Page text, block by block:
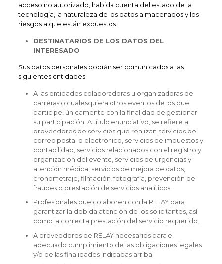
acceso no autorizado, habida cuenta del estado de la
tecnología, la naturaleza de los datos almacenados y los
riesgos a que están expuestos.
DESTINATARIOS DE LOS DATOS DEL
INTERESADO
Sus datos personales podrán ser comunicados a las
siguientes entidades:
A las entidades colaboradoras u organizadoras de
carreras o cualesquiera otros eventos de los que
participe, únicamente con la finalidad de gestionar
su participación. A título enunciativo, se refiere a
proveedores de servicios que realizan servicios de
correo postal o electrónico, servicios de impuestos y
contabilidad, servicios relacionados con el registro y
organización del evento, servicios de urgencias y
atención médica, servicios de mejora de datos,
cronometraje, filmación, fotografía, prevención de
fraudes o prestación de servicios analíticos.
Profesionales que colaboren con la RELAY para
garantizar la debida atención de los solicitantes, así
como la correcta prestación del servicio requerido.
A proveedores de RELAY necesarios para el
adecuado cumplimiento de las obligaciones legales
y/o de las finalidades indicadas arriba.